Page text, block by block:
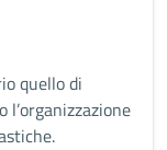
quello di